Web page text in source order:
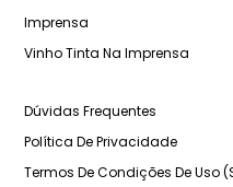
Imprensa
Vinho Tinta Na Imprensa
Dúvidas Frequentes
Política De Privacidade
Termos De Condições De Uso